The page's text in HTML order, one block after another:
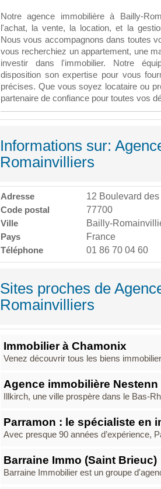
Notre agence immobilière à Bailly-
l'achat, la vente, la location, et la
Nous vous accompagnons dans toutes
vous recherchiez un appartement, une
investir dans l'immobilier. Notre
disposition son expertise pour vous
précises. Que vous soyez locataire ou
partenaire de confiance pour toutes vos
Informations sur:
Romainvilliers
Adresse
12 Boulevard
Code postal
77700
Ville
Bailly-
Pays
France
Téléphone
01 86 70 04 60
Sites proches de
Romainvilliers
Immobilier à Chamonix
Venez découvrir tous les biens
Agence immobilière
Illkirch, une ville prospère dans le Bas-
Parramon : le spécialiste en
Avec presque 90 années d’expérience,
Barraine Immo (Saint Brieuc)
Barraine Immobilier est un groupe